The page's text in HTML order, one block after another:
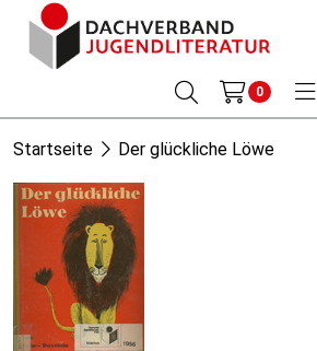
0
Startseite Der glückliche Löwe